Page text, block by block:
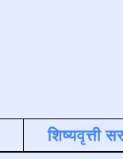
शिष्यवृत्ती